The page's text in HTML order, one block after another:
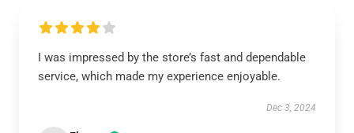
I was impressed by the store’s fast and dependable
service, which made my experience enjoyable.
Dec 3, 2024